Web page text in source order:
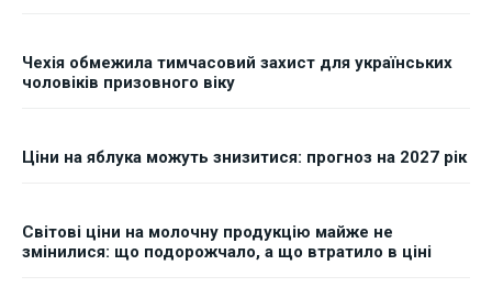
Чехія обмежила тимчасовий захист для українських
чоловіків призовного віку
Ціни на яблука можуть знизитися: прогноз на 2027 рік
Світові ціни на молочну продукцію майже не
змінилися: що подорожчало, а що втратило в ціні